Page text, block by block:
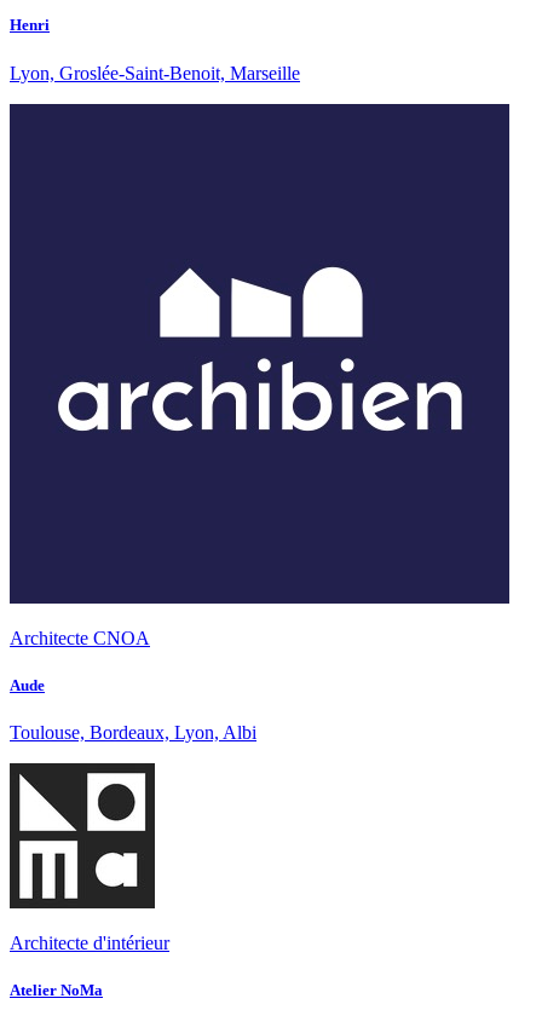
Henri
Lyon, Groslée-Saint-Benoit, Marseille
Architecte CNOA
Aude
Toulouse, Bordeaux, Lyon, Albi
Architecte d'intérieur
Atelier NoMa